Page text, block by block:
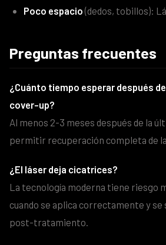
Poco espacio (dedos, tobillos):
Preguntas frecuentes
¿Cuánto tiempo esperar después
cover-up?
Al menos 2-3 meses después de la
permitir recuperación completa de
¿El láser deja cicatrices?
La tecnología moderna tiene riesgo
cuando se aplica correctamente y se
post-tratamiento.